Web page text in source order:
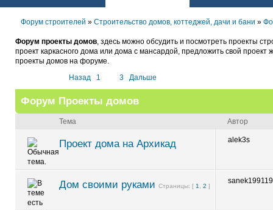
Форум строителей » Строительство домов, коттеджей, дачи и бани »
Форум проекты домов, здесь можно обсудить и посмотреть проекты
проект каркасного дома или дома с мансардой, предложить свой проект
проекты домов на форуме.
Назад
1 3 Дальше
Форум Проекты домов
Тема Автор
Проект дома на Архикад alek3s
Дом своими руками Страницы: [ 1 2 ]